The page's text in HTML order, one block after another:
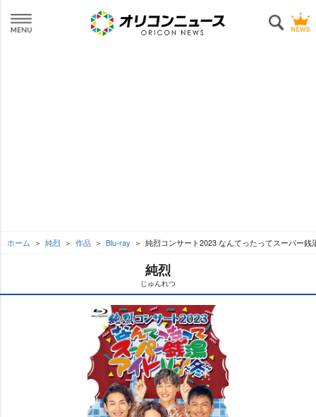
ホーム 純烈 作品 Blu-ray 純烈コンサート2023 なんてったってスーパー銭
純烈
じゅんれつ